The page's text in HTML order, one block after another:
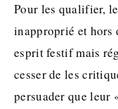
Pour les qualifier,
inapproprié et hors
esprit festif mais
cesser de les
persuader que leur